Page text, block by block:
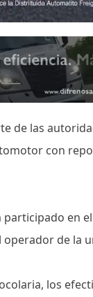
de las
con
en
de la
los